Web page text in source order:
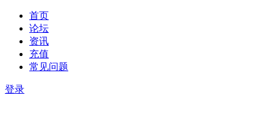
首页
论坛
资讯
充值
常见问题
登录